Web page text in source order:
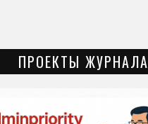
ПРОЕКТЫ ЖУРНАЛА